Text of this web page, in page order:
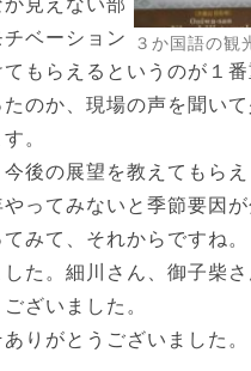
３か国語の観
見えない部
ベーション
もらえるというのが１
のか、現場の声を聞い
。
後の展望を教えてもらえ
ってみないと季節要因
みて、それからですね。
た。細川さん、御子柴さ
ざいました。
りがとうございました。